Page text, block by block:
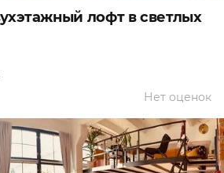
лофт в светлых
Нет оценок